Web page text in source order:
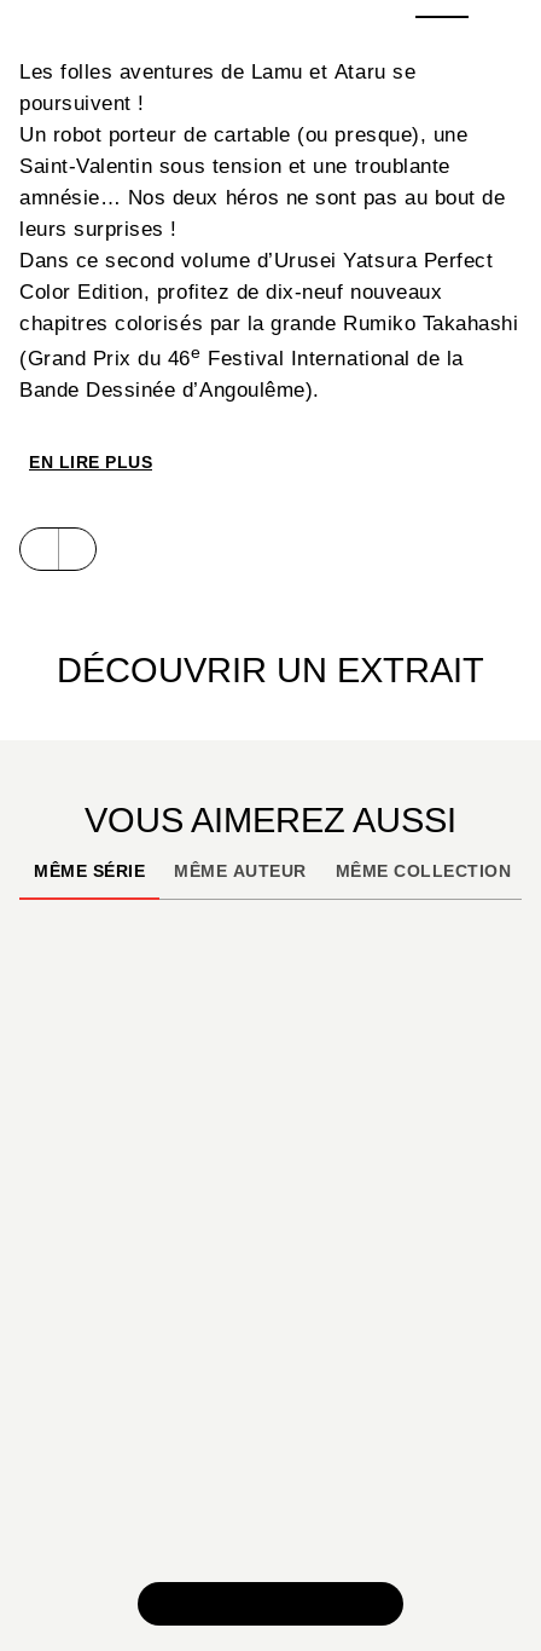
Les folles aventures de Lamu et Ataru se
poursuivent !
Un robot porteur de cartable (ou presque), une
Saint-Valentin sous tension et une troublante
amnésie… Nos deux héros ne sont pas au bout de
leurs surprises !
Dans ce second volume d’Urusei Yatsura Perfect
Color Edition, profitez de dix-neuf nouveaux
chapitres colorisés par la grande Rumiko Takahashi
(Grand Prix du 46e Festival International de la
Bande Dessinée d’Angoulême).
EN LIRE PLUS
DÉCOUVRIR UN EXTRAIT
VOUS AIMEREZ AUSSI
MÊME SÉRIE MÊME AUTEUR MÊME COLLECTION